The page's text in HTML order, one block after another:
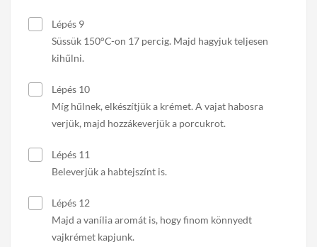
Lépés 9
Süssük 150°C-on 17 percig. Majd hagyjuk teljesen
kihűlni.
Lépés 10
Míg hűlnek, elkészítjük a krémet. A vajat habosra
verjük, majd hozzákeverjük a porcukrot.
Lépés 11
Beleverjük a habtejszínt is.
Lépés 12
Majd a vanília aromát is, hogy finom könnyedt
vajkrémet kapjunk.